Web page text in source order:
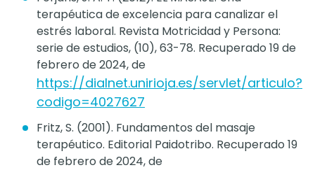
terapéutica de excelencia para canalizar el
estrés laboral. Revista Motricidad y Persona:
serie de estudios, (10), 63-78. Recuperado 19 de
febrero de 2024, de
https://dialnet.unirioja.es/servlet/articulo?
codigo=4027627
Fritz, S. (2001). Fundamentos del masaje
terapéutico. Editorial Paidotribo. Recuperado 19
de febrero de 2024, de